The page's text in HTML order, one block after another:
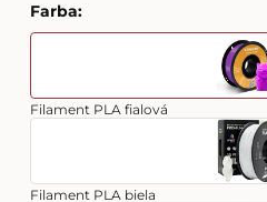
Farba:
Filament PLA fialová
Filament PLA biela